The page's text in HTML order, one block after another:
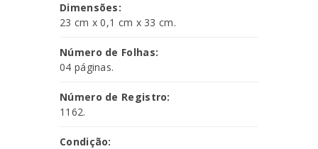
Dimensões:
23 cm x 0,1 cm x 33 cm.
Número de Folhas:
04 páginas.
Número de Registro:
1162.
Condição: